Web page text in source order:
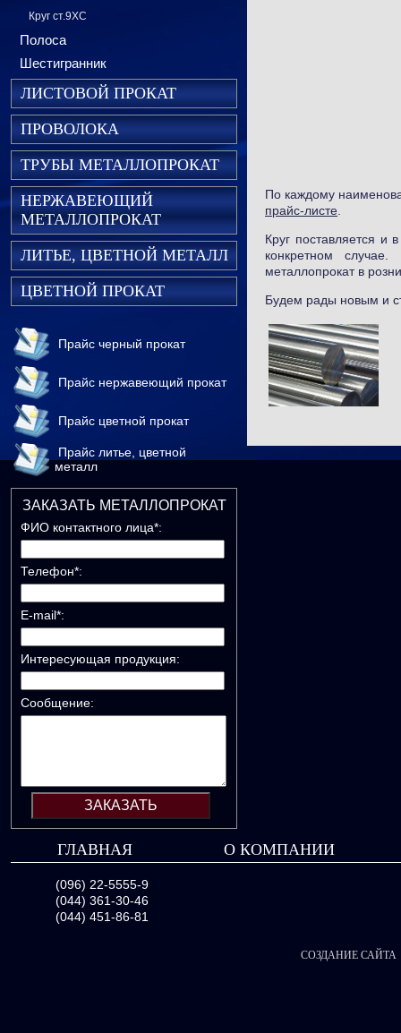
Круг ст.9ХС
Полоса
Шестигранник
ЛИСТОВОЙ ПРОКАТ
ПРОВОЛОКА
ТРУБЫ МЕТАЛЛОПРОКАТ
НЕРЖАВЕЮЩИЙ
МЕТАЛЛОПРОКАТ
ЛИТЬЕ, ЦВЕТНОЙ МЕТАЛЛ
ЦВЕТНОЙ ПРОКАТ
Прайс черный прокат
Прайс нержавеющий прокат
Прайс цветной прокат
Прайс литье, цветной
металл
ЗАКАЗАТЬ МЕТАЛЛОПРОКАТ
ФИО контактного лица*:
Телефон*:
E-mail*:
Интересующая продукция:
Сообщение:
По каждому
прайс-листе
Круг поставляется и
конкретном
металлопрокат в
Будем рады новым и
ГЛАВНАЯ О КОМПАНИИ
(096) 22-5555-9
(044) 361-30-46
(044) 451-86-81
СОЗДАНИЕ САЙТА